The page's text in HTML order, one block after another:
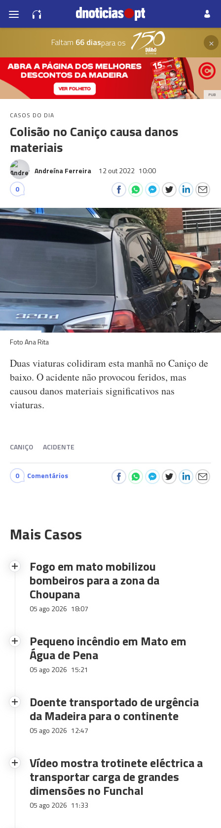
Faltam 66 diaspara os ×
PUB
CASOS DO DIA
Colisão no Caniço causa danos
materiais
Andreína Ferreira 12 out 2022 10:00
0
Foto Ana Rita
Duas viaturas colidiram esta manhã no Caniço de
baixo. O acidente não provocou feridos, mas
causou danos materiais significativos nas
viaturas.
CANIÇO ACIDENTE
0 Comentários
Mais Casos
Fogo em mato mobilizou
bombeiros para a zona da
Choupana
05 ago 2026 18:07
Pequeno incêndio em Mato em
Água de Pena
05 ago 2026 15:21
Doente transportado de urgência
da Madeira para o continente
05 ago 2026 12:47
Vídeo mostra trotinete eléctrica a
transportar carga de grandes
dimensões no Funchal
05 ago 2026 11:33